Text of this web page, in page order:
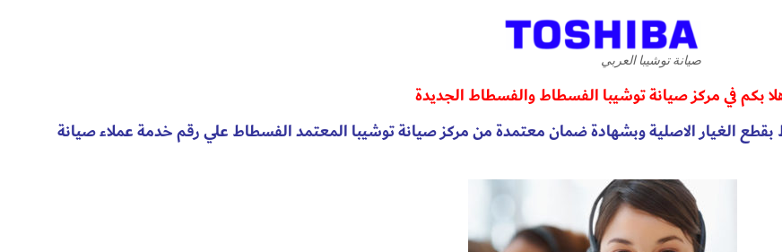
صيانة توشيبا العربي
بكم في مركز صيانة توشيبا الفسطاط والفسطاط الجديدة
الغيار الاصلية وبشهادة ضمان معتمدة من مركز صيانة توشيبا المعتمد الفسطاط علي رقم خدمة عملاء صيانة